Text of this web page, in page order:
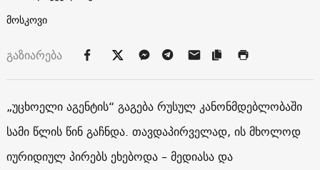
მოსკოვი
გაზიარება
„უცხოელი აგენტის“ გაგება რუსულ კანონმდებლობაში
სამი წლის წინ გაჩნდა. თავდაპირველად, ის მხოლოდ
იურიდიულ პირებს ეხებოდა – მედიასა და